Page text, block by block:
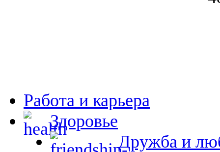
Работа и карьера
Здоровье
Дружба и